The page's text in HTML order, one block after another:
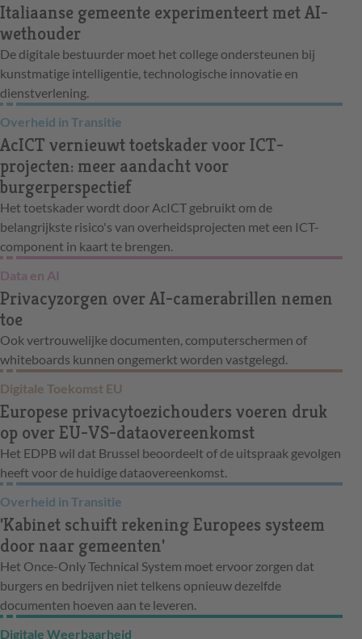
Italiaanse gemeente experimenteert met AI-
wethouder
De digitale bestuurder moet het college ondersteunen bij
kunstmatige intelligentie, technologische innovatie en
dienstverlening.
Overheid in Transitie
AcICT vernieuwt toetskader voor ICT-
projecten: meer aandacht voor
burgerperspectief
Het toetskader wordt door AcICT gebruikt om de
belangrijkste risico's van overheidsprojecten met een ICT-
component in kaart te brengen.
Data en AI
Privacyzorgen over AI-camerabrillen nemen
toe
Ook vertrouwelijke documenten, computerschermen of
whiteboards kunnen ongemerkt worden vastgelegd.
Digitale Toekomst EU
Europese privacytoezichouders voeren druk
op over EU-VS-dataovereenkomst
Het EDPB wil dat Brussel beoordeelt of de uitspraak gevolgen
heeft voor de huidige dataovereenkomst.
Overheid in Transitie
'Kabinet schuift rekening Europees systeem
door naar gemeenten'
Het Once-Only Technical System moet ervoor zorgen dat
burgers en bedrijven niet telkens opnieuw dezelfde
documenten hoeven aan te leveren.
Digitale Weerbaarheid